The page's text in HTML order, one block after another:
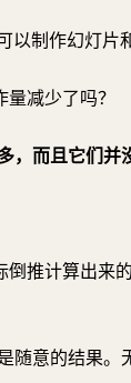
制作幻灯片
减少了吗？
，而且它们并
推计算出来
随意的结果